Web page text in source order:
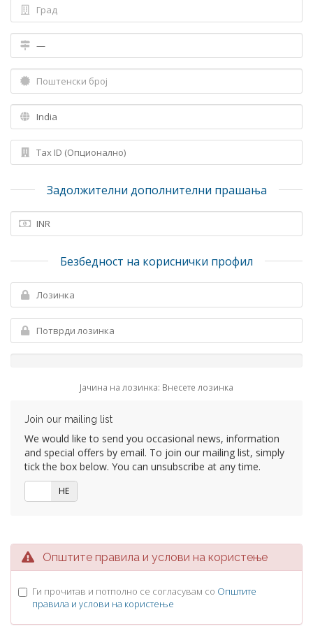
Задолжителни дополнителни прашања
Безбедност на кориснички профил
Јачина на лозинка: Внесете лозинка
Join our mailing list
We would like to send you occasional news, information
and special offers by email. To join our mailing list, simply
tick the box below. You can unsubscribe at any time.
НЕ
Општите правила и услови на користење
Ги прочитав и потполно се согласувам со Општите
правила и услови на користење